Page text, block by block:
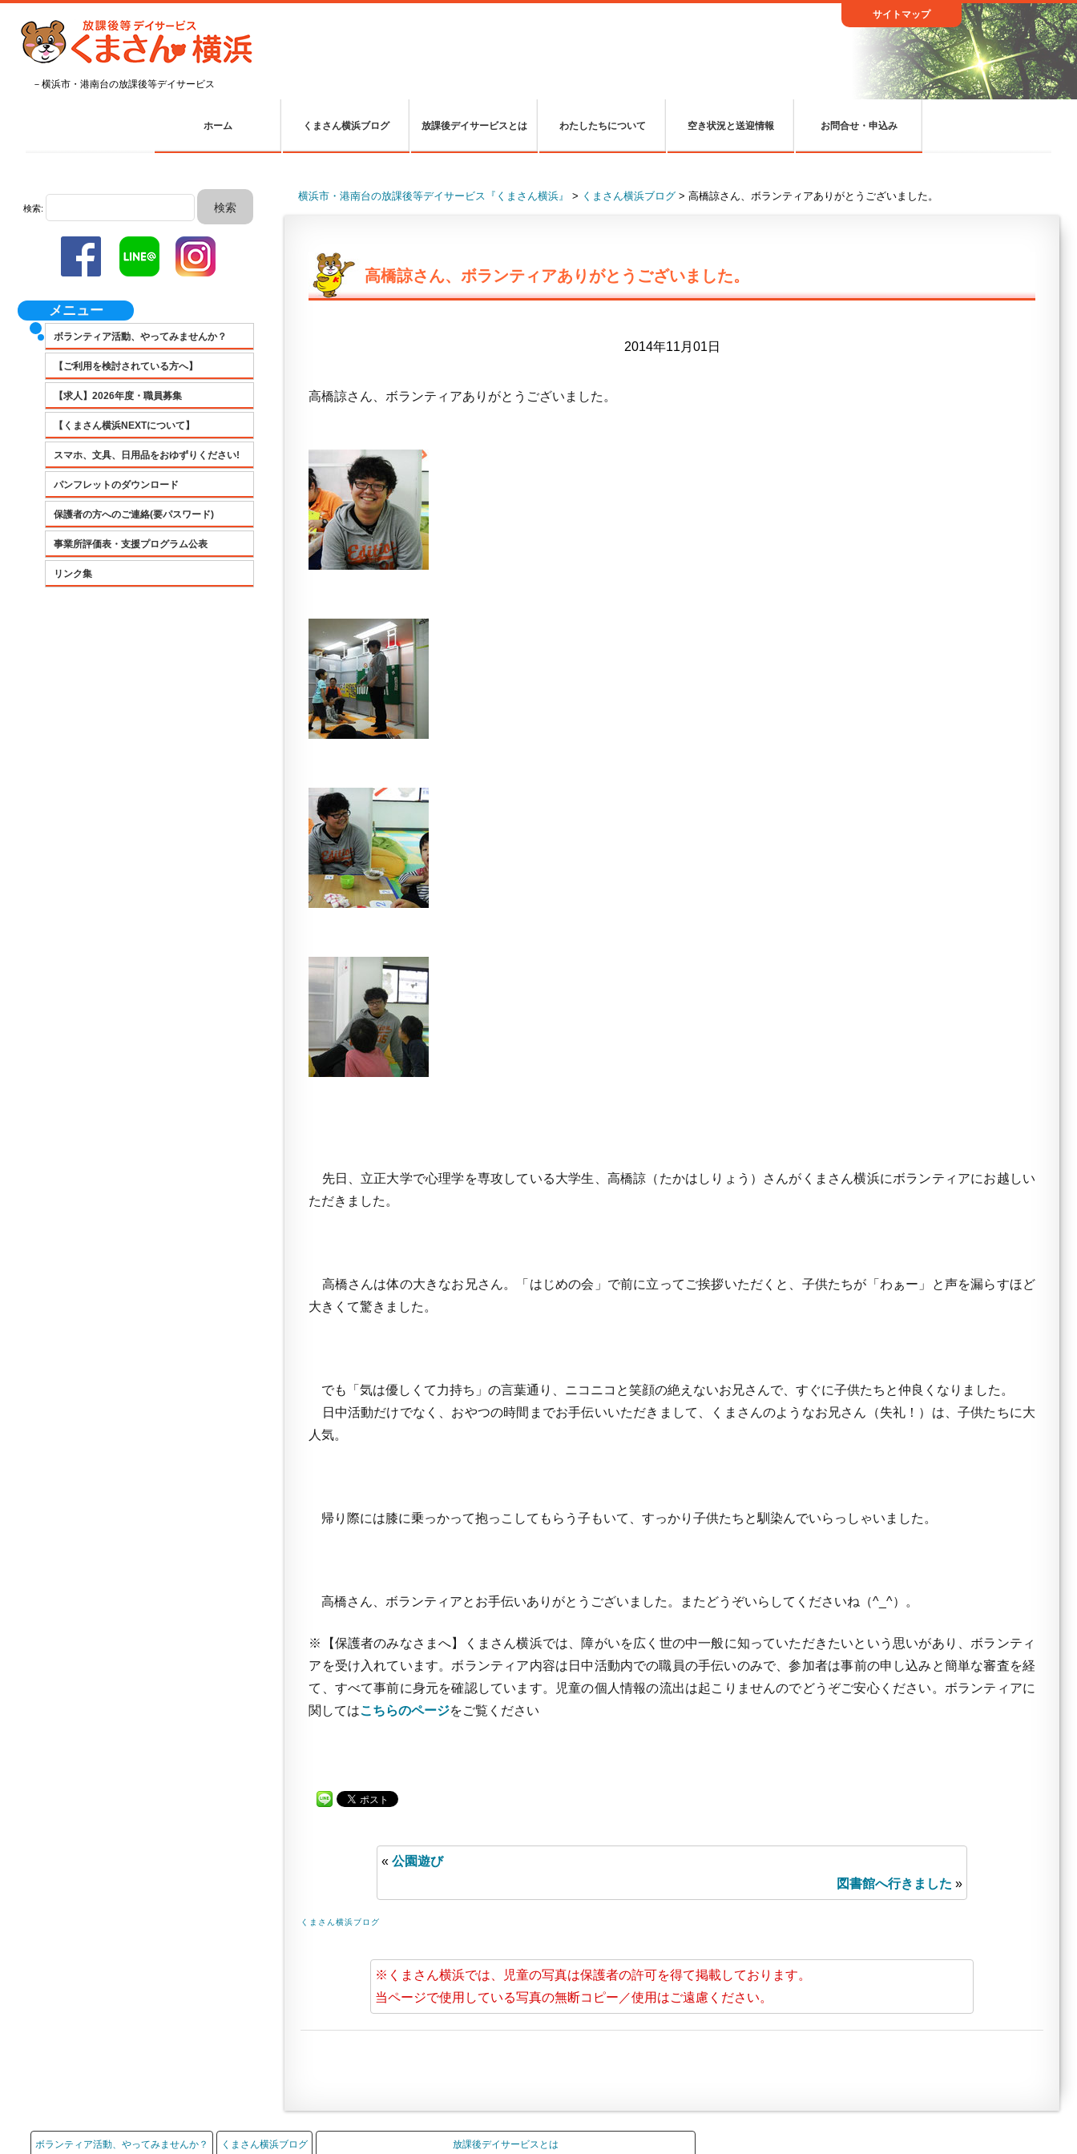
サイトマップ
－横浜市・港南台の放課後等デイサービス
ホーム くまさん横浜ブログ 放課後デイサービスとは わたしたちについて 空き状況と送迎情報 お問合せ・申込み
検索:
メニュー
ボランティア活動、やってみませんか？
【ご利用を検討されている方へ】
【求人】2026年度・職員募集
【くまさん横浜NEXTについて】
スマホ、文具、日用品をおゆずりください!
パンフレットのダウンロード
保護者の方へのご連絡(要パスワード)
事業所評価表・支援プログラム公表
リンク集
横浜市・港南台の放課後等デイサービス『くまさん横浜』 > くまさん横浜ブログ > 高橋諒さん、ボランティアありがとうございました。
高橋諒さん、ボランティアありがとうございました。
2014年11月01日
高橋諒さん、ボランティアありがとうございました。
先日、立正大学で心理学を専攻している大学生、高橋諒（たかはしりょう）さんがくまさん横浜にボランティアにお越しい
ただきました。
高橋さんは体の大きなお兄さん。「はじめの会」で前に立ってご挨拶いただくと、子供たちが「わぁー」と声を漏らすほど
大きくて驚きました。
でも「気は優しくて力持ち」の言葉通り、ニコニコと笑顔の絶えないお兄さんで、すぐに子供たちと仲良くなりました。
日中活動だけでなく、おやつの時間までお手伝いいただきまして、くまさんのようなお兄さん（失礼！）は、子供たちに大
人気。
帰り際には膝に乗っかって抱っこしてもらう子もいて、すっかり子供たちと馴染んでいらっしゃいました。
高橋さん、ボランティアとお手伝いありがとうございました。またどうぞいらしてくださいね（^_^）。
※【保護者のみなさまへ】くまさん横浜では、障がいを広く世の中一般に知っていただきたいという思いがあり、ボランティ
アを受け入れています。ボランティア内容は日中活動内での職員の手伝いのみで、参加 者は事前の申し込みと簡単な審査を経
て、すべて事前に身元を確認しています。児童の個人情報の流出は起こりませんのでどうぞご安心ください。ボランティアに
関してはこちらのページをご覧ください
« 公園遊び
図書館へ行きました »
くまさん横浜ブログ
※くまさん横浜では、児童の写真は保護者の許可を得て掲載しております。
当ページで使用している写真の無断コピー／使用はご遠慮ください。
ボランティア活動、やってみませんか？ くまさん横浜ブログ 放課後デイサービスとは